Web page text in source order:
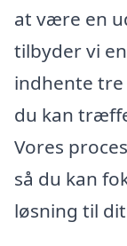
at være en
tilbyder vi
indhente
du kan
Vores
så du kan
løsning til